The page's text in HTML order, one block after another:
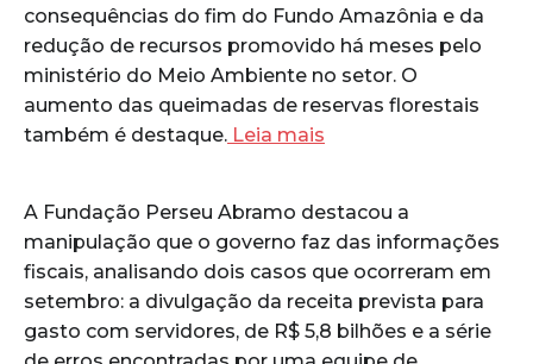
consequências do fim do Fundo Amazônia e da
redução de recursos promovido há meses pelo
ministério do Meio Ambiente no setor. O
aumento das queimadas de reservas florestais
também é destaque. Leia mais
A Fundação Perseu Abramo destacou a
manipulação que o governo faz das informações
fiscais, analisando dois casos que ocorreram em
setembro: a divulgação da receita prevista para
gasto com servidores, de R$ 5,8 bilhões e a série